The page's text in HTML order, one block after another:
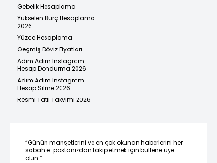
Gebelik Hesaplama
Yükselen Burç Hesaplama
2026
Yüzde Hesaplama
Geçmiş Döviz Fiyatları
Adım Adım Instagram
Hesap Dondurma 2026
Adım Adım Instagram
Hesap Silme 2026
Resmi Tatil Takvimi 2026
“Günün manşetlerini ve en çok okunan haberlerini her
sabah e-postanızdan takip etmek için bültene üye
olun.”